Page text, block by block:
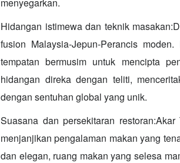
Hidangan istimewa dan teknik
fusion Malaysia-Jepun-Perancis
tempatan bermusim untuk mencipta
hidangan direka dengan teliti,
dengan sentuhan global yang unik.
Suasana dan persekitaran
menjanjikan pengalaman makan yang
dan elegan, ruang makan yang selesa